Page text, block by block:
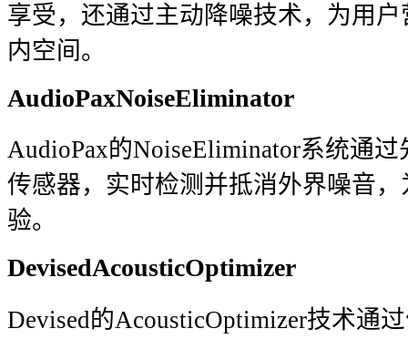
享受，还通过主动降噪技术，为用
内空间。
AudioPaxNoiseEliminator
AudioPax的NoiseEliminator系统通
传感器，实时检测并抵消外界噪音
验。
DevisedAcousticOptimizer
Devised的AcousticOptimizer技术通